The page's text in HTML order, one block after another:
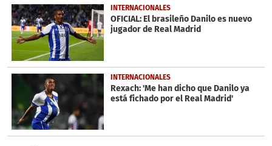
INTERNACIONALES
OFICIAL: El brasileño Danilo es nuevo
jugador de Real Madrid
INTERNACIONALES
Rexach: 'Me han dicho que Danilo ya
está fichado por el Real Madrid'